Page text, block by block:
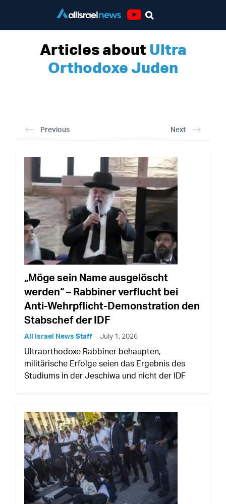
Articles aboutUltra
Orthodoxe Juden
Previous Next
„Möge sein Name ausgelöscht
werden“ – Rabbiner verflucht bei
Anti-Wehrpflicht-Demonstration den
Stabschef der IDF
All Israel News Staff July 1, 2026
Ultraorthodoxe Rabbiner behaupten,
militärische Erfolge seien das Ergebnis des
Studiums in der Jeschiwa und nicht der IDF